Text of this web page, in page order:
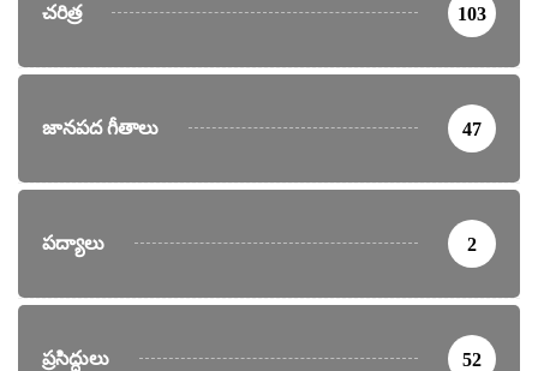
చరిత్ర 103
జానపద గీతాలు 47
పద్యాలు 2
ప్రసిద్ధులు 52